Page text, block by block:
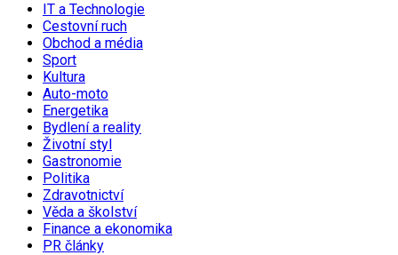
IT a Technologie
Cestovní ruch
Obchod a média
Sport
Kultura
Auto-moto
Energetika
Bydlení a reality
Životní styl
Gastronomie
Politika
Zdravotnictví
Věda a školství
Finance a ekonomika
PR články